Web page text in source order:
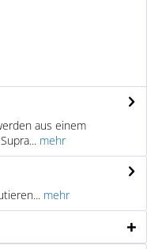
aus einem
mehr
mehr